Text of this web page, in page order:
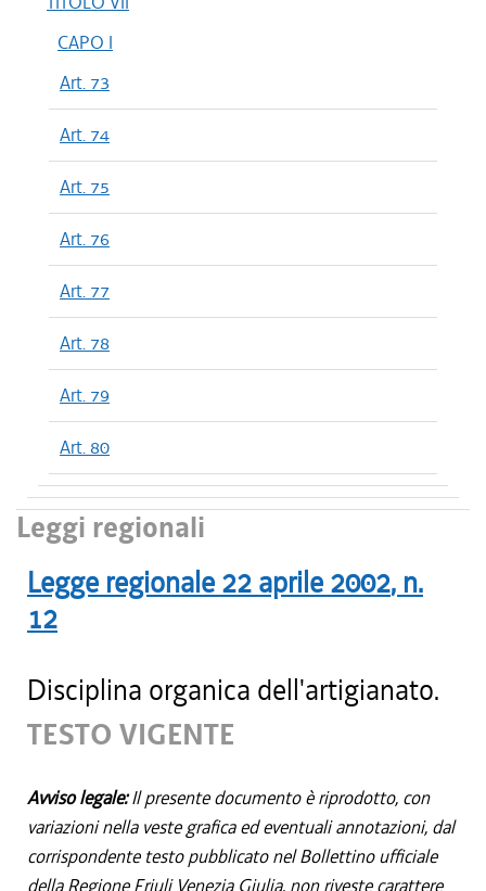
CAPO I
Art. 73
Art. 74
Art. 75
Art. 76
Art. 77
Art. 78
Art. 79
Art. 80
Leggi regionali
Legge regionale 22 aprile 2002, n.
12
Disciplina organica dell'artigianato.
TESTO VIGENTE
Avviso legale:Il presente documento è riprodotto, con
variazioni nella veste grafica ed eventuali annotazioni, dal
corrispondente testo pubblicato nel Bollettino ufficiale
della Regione Friuli Venezia Giulia, non riveste carattere